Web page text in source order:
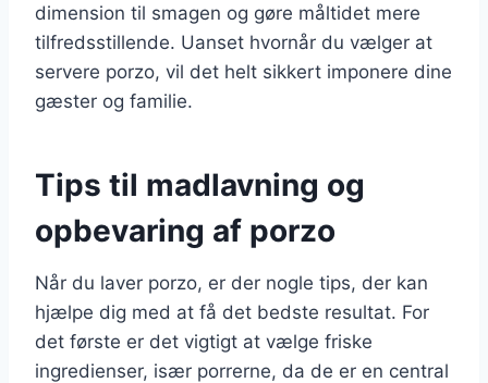
dimension til smagen og gøre måltidet mere
tilfredsstillende. Uanset hvornår du vælger at
servere porzo, vil det helt sikkert imponere dine
gæster og familie.
Tips til madlavning og
opbevaring af porzo
Når du laver porzo, er der nogle tips, der kan
hjælpe dig med at få det bedste resultat. For
det første er det vigtigt at vælge friske
ingredienser, især porrerne, da de er en central